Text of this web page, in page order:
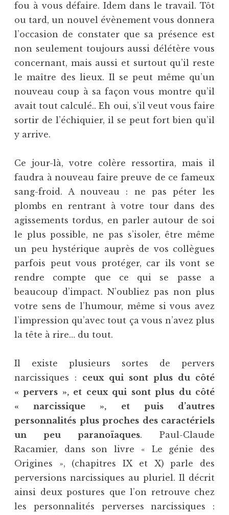
fou à vous défaire. Idem dans le travail. Tôt
ou tard, un nouvel évènement vous donnera
l’occasion de constater que sa présence est
non seulement toujours aussi délétère vous
concernant, mais aussi et surtout qu’il reste
le maître des lieux. Il se peut même qu’un
nouveau coup à sa façon vous montre qu’il
avait tout calculé.. Eh oui, s’il veut vous faire
sortir de l’échiquier, il se peut fort bien qu’il
y arrive.
Ce jour-là, votre colère ressortira, mais il
faudra à nouveau faire preuve de ce fameux
sang-froid. A nouveau : ne pas péter les
plombs en rentrant à votre tour dans des
agissements tordus, en parler autour de soi
le plus possible, ne pas s’isoler, être même
un peu hystérique auprès de vos collègues
parfois peut vous protéger, car ils vont se
rendre compte que ce qui se passe a
beaucoup d’impact. N’oubliez pas non plus
votre sens de l’humour, même si vous avez
l’impression qu’avec tout ça vous n’avez plus
la tête à rire… du tout.
Il existe plusieurs sortes de pervers
narcissiques : ceux qui sont plus du côté
« pervers », et ceux qui sont plus du côté
« narcissique », et puis d’autres
personnalités plus proches des caractériels
un peu paranoïaques. Paul-Claude
Racamier, dans son livre « Le génie des
Origines », (chapitres IX et X) parle des
perversions narcissiques au pluriel. Il décrit
ainsi deux postures que l’on retrouve chez
les personnalités perverses narcissiques :